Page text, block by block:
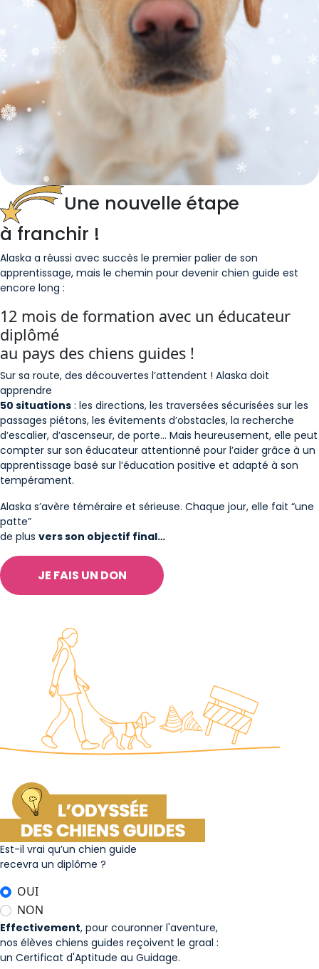
Une nouvelle étape
à franchir !
Alaska a réussi avec succès le premier palier de son
apprentissage, mais le chemin pour devenir chien guide est
encore long :
12 mois de formation avec un éducateur
diplômé
au pays des chiens guides !
Sur sa route, des découvertes l’attendent ! Alaska doit
apprendre
50 situations : les directions, les traversées sécurisées sur les
passages piétons, les évitements d’obstacles, la recherche
d’escalier, d’ascenseur, de porte… Mais heureusement, elle peut
compter sur son éducateur attentionné pour l’aider grâce à un
apprentissage basé sur l’éducation positive et adapté à son
tempérament.
Alaska s’avère téméraire et sérieuse. Chaque jour, elle fait “une
patte”
de plus vers son objectif final…
JE FAIS UN DON
Est-il vrai qu’un chien guide
recevra un diplôme ?
OUI
NON
Effectivement, pour couronner l'aventure,
nos élèves chiens guides reçoivent le graal :
un Certificat d'Aptitude au Guidage.